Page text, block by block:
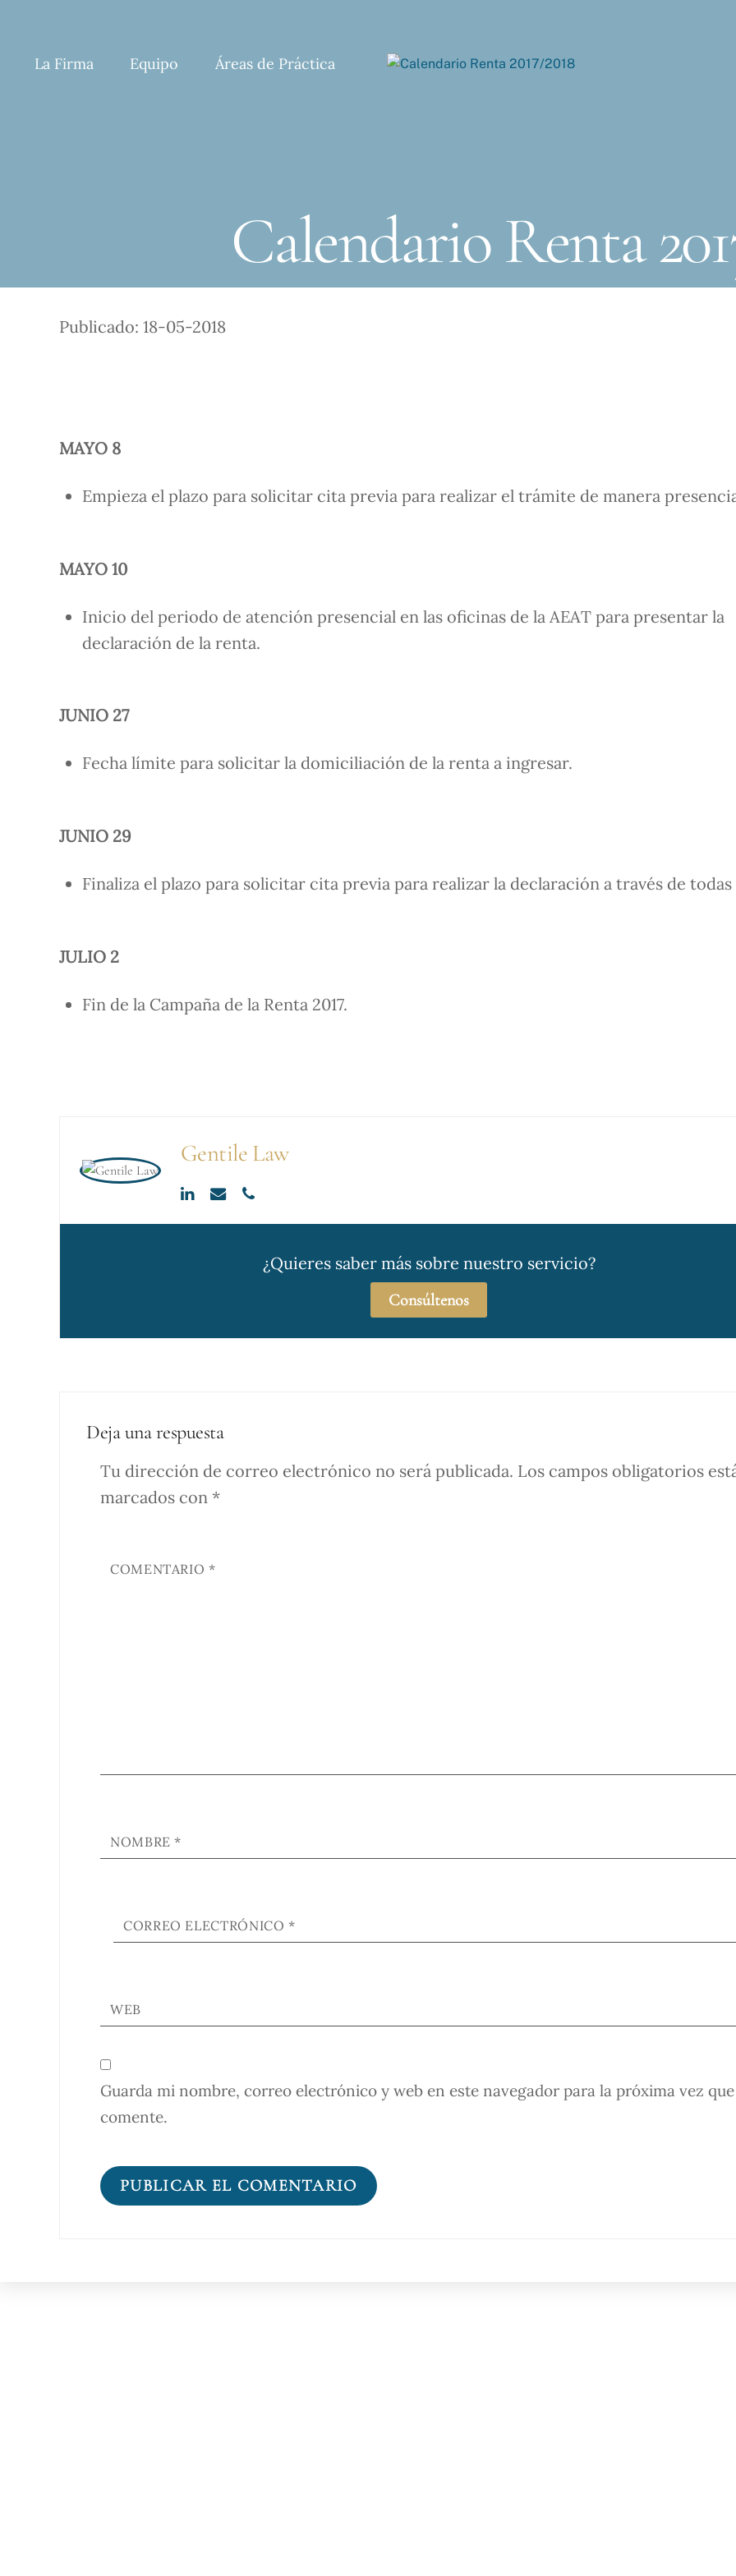
La Firma Equipo Áreas de Práctica
Calendario Renta
Publicado: 18-05-2018
MAYO 8
Empieza el plazo para solicitar cita previa para realizar el trámite de manera
MAYO 10
Inicio del periodo de atención presencial en las oficinas de la AEAT para presentar la
declaración de la renta.
JUNIO 27
Fecha límite para solicitar la domiciliación de la renta a ingresar.
JUNIO 29
Finaliza el plazo para solicitar cita previa para realizar la declaración a través de todas
JULIO 2
Fin de la Campaña de la Renta 2017.
Gentile Law
¿Quieres saber más sobre nuestro servicio?
Consúltenos
Deja una respuesta
Tu dirección de correo electrónico no será publicada. Los campos obligatorios
marcados con *
COMENTARIO*
NOMBRE*
CORREO ELECTRÓNICO*
WEB
Guarda mi nombre, correo electrónico y web en este navegador para la próxima vez que
comente.